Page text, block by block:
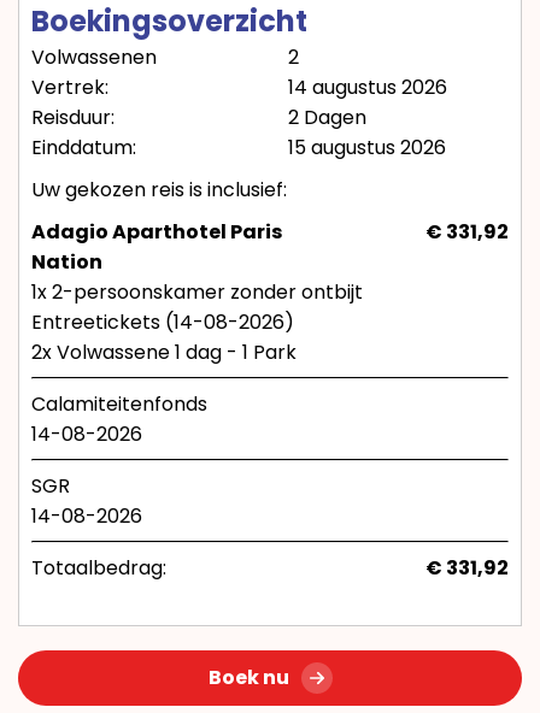
Boekingsoverzicht
Volwassenen
2
Vertrek:
14 augustus 2026
Reisduur:
2 Dagen
Einddatum:
15 augustus 2026
Uw gekozen reis is inclusief:
Adagio Aparthotel Paris
Nation
€ 331,92
1x 2-persoonskamer zonder ontbijt
Entreetickets (14-08-2026)
2x Volwassene 1 dag - 1 Park
Calamiteitenfonds
14-08-2026
SGR
14-08-2026
Totaalbedrag:
€ 331,92
Boek nu